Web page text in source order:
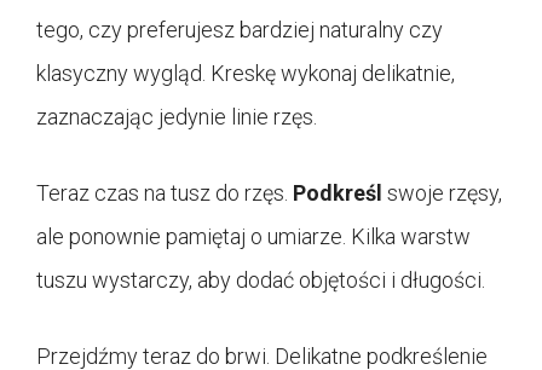
tego, czy preferujesz bardziej naturalny czy
klasyczny wygląd. Kreskę wykonaj delikatnie,
zaznaczając jedynie linie rzęs.
Teraz czas na tusz do rzęs. Podkreśl swoje rzęsy,
ale ponownie pamiętaj o umiarze. Kilka warstw
tuszu wystarczy, aby dodać objętości i długości.
Przejdźmy teraz do brwi. Delikatne podkreślenie